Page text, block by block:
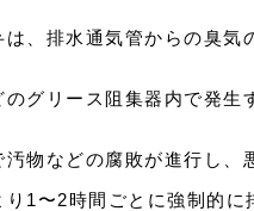
、排水通気管からの臭気
のグリース阻集器内で発生
汚物などの腐敗が進行し、
り1〜2時間ごとに強制的に